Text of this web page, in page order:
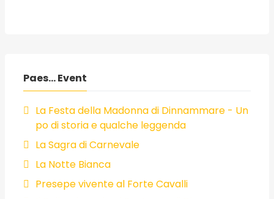
Paes... Event
La Festa della Madonna di Dinnammare - Un
po di storia e qualche leggenda
La Sagra di Carnevale
La Notte Bianca
Presepe vivente al Forte Cavalli